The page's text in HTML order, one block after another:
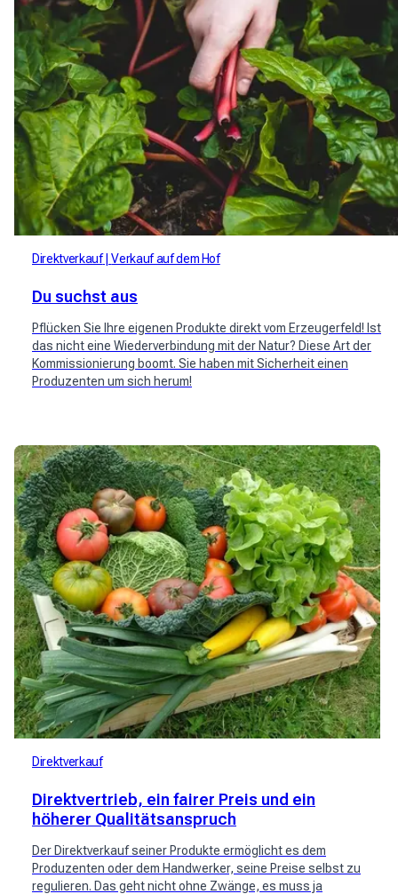
Direktverkauf Verkauf auf dem Hof
Du suchst aus
Pflücken Sie Ihre eigenen Produkte direkt vom Erzeugerfeld! Ist
das nicht eine Wiederverbindung mit der Natur? Diese Art der
Kommissionierung boomt. Sie haben mit Sicherheit einen
Produzenten um sich herum!
Direktverkauf
Direktvertrieb, ein fairer Preis und ein
höherer Qualitätsanspruch
Der Direktverkauf seiner Produkte ermöglicht es dem
Produzenten oder dem Handwerker, seine Preise selbst zu
regulieren. Das geht nicht ohne Zwänge, es muss ja